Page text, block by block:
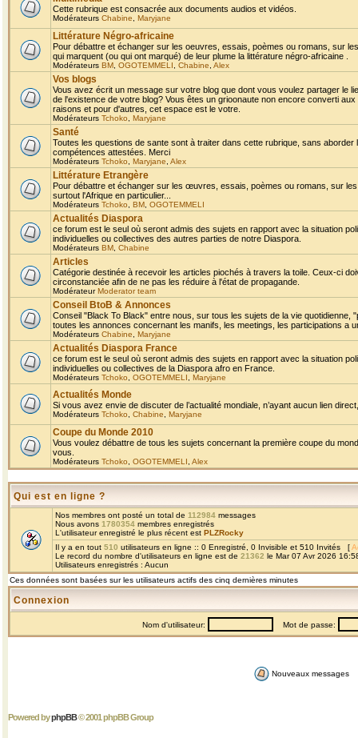
Cette rubrique est consacrée aux documents audios et vidéos.
Modérateurs Chabine Maryjane
Littérature Négro-africaine
Pour débattre et échanger sur les oeuvres, essais, poèmes ou romans, sur
qui marquent (ou qui ont marqué) de leur plume la littérature négro-africaine .
Modérateurs BM OGOTEMMELI Chabine Alex
Vos blogs
Vous avez écrit un message sur votre blog que dont vous voulez partager le
de l'existence de votre blog? Vous êtes un grioonaute non encore converti
raisons et pour d'autres, cet espace est le votre.
Modérateurs Tchoko Maryjane
Santé
Toutes les questions de sante sont à traiter dans cette rubrique, sans
compétences attestées. Merci
Modérateurs Tchoko Maryjane Alex
Littérature Etrangère
Pour débattre et échanger sur les œuvres, essais, poèmes ou romans, sur
surtout l'Afrique en particulier...
Modérateurs Tchoko BM OGOTEMMELI
Actualités Diaspora
ce forum est le seul où seront admis des sujets en rapport avec la situation
individuelles ou collectives des autres parties de notre Diaspora.
Modérateurs BM Chabine
Articles
Catégorie destinée à recevoir les articles piochés à travers la toile. Ceux-ci
circonstanciée afin de ne pas les réduire à l'état de propagande.
ModérateurModerator team
Conseil BtoB & Annonces
Conseil "Black To Black" entre nous, sur tous les sujets de la vie
toutes les annonces concernant les manifs, les meetings, les participations a
Modérateurs Chabine Maryjane
Actualités Diaspora France
ce forum est le seul où seront admis des sujets en rapport avec la situation
individuelles ou collectives de la Diaspora afro en France.
Modérateurs Tchoko OGOTEMMELI Maryjane
Actualités Monde
Si vous avez envie de discuter de l’actualité mondiale, n’ayant aucun lien
Modérateurs Tchoko Chabine Maryjane
Coupe du Monde 2010
Vous voulez débattre de tous les sujets concernant la première coupe du
vous.
Modérateurs Tchoko OGOTEMMELI Alex
Qui est en ligne ?
Nos membres ont posté un total de 112984 messages
Nous avons 1780354 membres enregistrés
L'utilisateur enregistré le plus récent est PLZRocky
Il y a en tout 510 utilisateurs en ligne :: 0 Enregistré, 0 Invisible et 510 Invités [
Le record du nombre d'utilisateurs en ligne est de 21362 le Mar 07 Avr 2026
Utilisateurs enregistrés : Aucun
Ces données sont basées sur les utilisateurs actifs des cinq dernières minutes
Connexion
Nom d'utilisateur: Mot de passe:
Nouveaux messages
Powered byphpBB© 2001 phpBB Group